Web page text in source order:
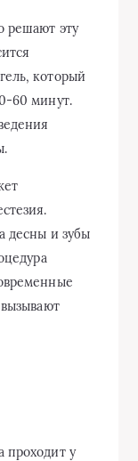
решают эту
который
60 минут.
десны и зубы
проходит у